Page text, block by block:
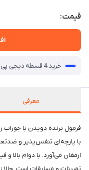
قیمت:
خرید 4 قسطه دیجی پی
معرفی
با پارچه‌ای تنفس‌پذیر و
ارمغان می‌آورد. با دوام بالا